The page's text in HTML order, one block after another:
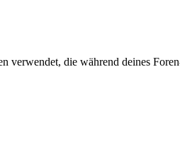
die während deines